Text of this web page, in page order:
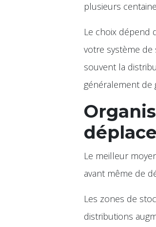
plusieurs
Le choix dépend
votre système de
souvent la
généralement de
Le meilleur
avant même de
Les zones de
distributions